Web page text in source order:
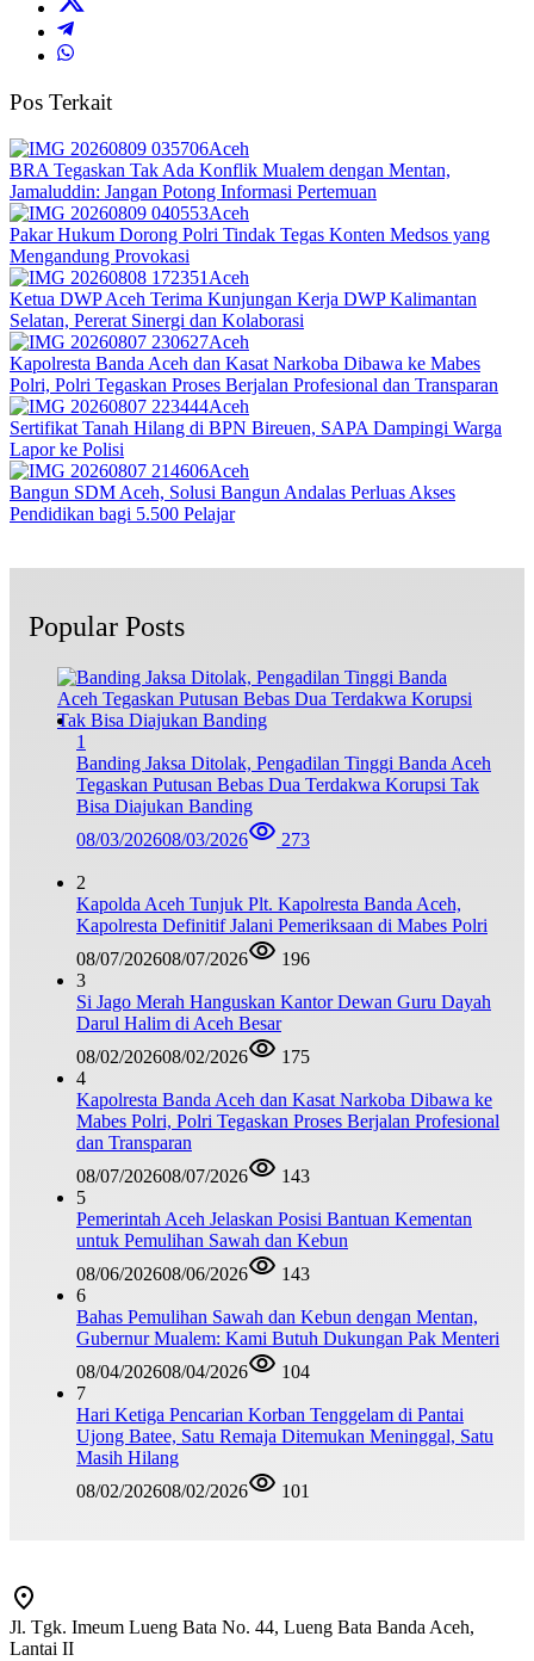
Pos Terkait
Aceh
BRA Tegaskan Tak Ada Konflik Mualem dengan Mentan,
Jamaluddin: Jangan Potong Informasi Pertemuan
Aceh
Pakar Hukum Dorong Polri Tindak Tegas Konten Medsos yang
Mengandung Provokasi
Aceh
Ketua DWP Aceh Terima Kunjungan Kerja DWP Kalimantan
Selatan, Pererat Sinergi dan Kolaborasi
Aceh
Kapolresta Banda Aceh dan Kasat Narkoba Dibawa ke Mabes
Polri, Polri Tegaskan Proses Berjalan Profesional dan Transparan
Aceh
Sertifikat Tanah Hilang di BPN Bireuen, SAPA Dampingi Warga
Lapor ke Polisi
Aceh
Bangun SDM Aceh, Solusi Bangun Andalas Perluas Akses
Pendidikan bagi 5.500 Pelajar
Popular Posts
1
Banding Jaksa Ditolak, Pengadilan Tinggi Banda Aceh
Tegaskan Putusan Bebas Dua Terdakwa Korupsi Tak
Bisa Diajukan Banding
08/03/202608/03/2026 273
2
Kapolda Aceh Tunjuk Plt. Kapolresta Banda Aceh,
Kapolresta Definitif Jalani Pemeriksaan di Mabes Polri
08/07/202608/07/2026
196
3
Si Jago Merah Hanguskan Kantor Dewan Guru Dayah
Darul Halim di Aceh Besar
08/02/202608/02/2026
175
4
Kapolresta Banda Aceh dan Kasat Narkoba Dibawa ke
Mabes Polri, Polri Tegaskan Proses Berjalan Profesional
dan Transparan
08/07/202608/07/2026
143
5
Pemerintah Aceh Jelaskan Posisi Bantuan Kementan
untuk Pemulihan Sawah dan Kebun
08/06/202608/06/2026
143
6
Bahas Pemulihan Sawah dan Kebun dengan Mentan,
Gubernur Mualem: Kami Butuh Dukungan Pak Menteri
08/04/202608/04/2026
104
7
Hari Ketiga Pencarian Korban Tenggelam di Pantai
Ujong Batee, Satu Remaja Ditemukan Meninggal, Satu
Masih Hilang
08/02/202608/02/2026 101
Jl. Tgk. Imeum Lueng Bata No. 44, Lueng Bata Banda Aceh,
Lantai II